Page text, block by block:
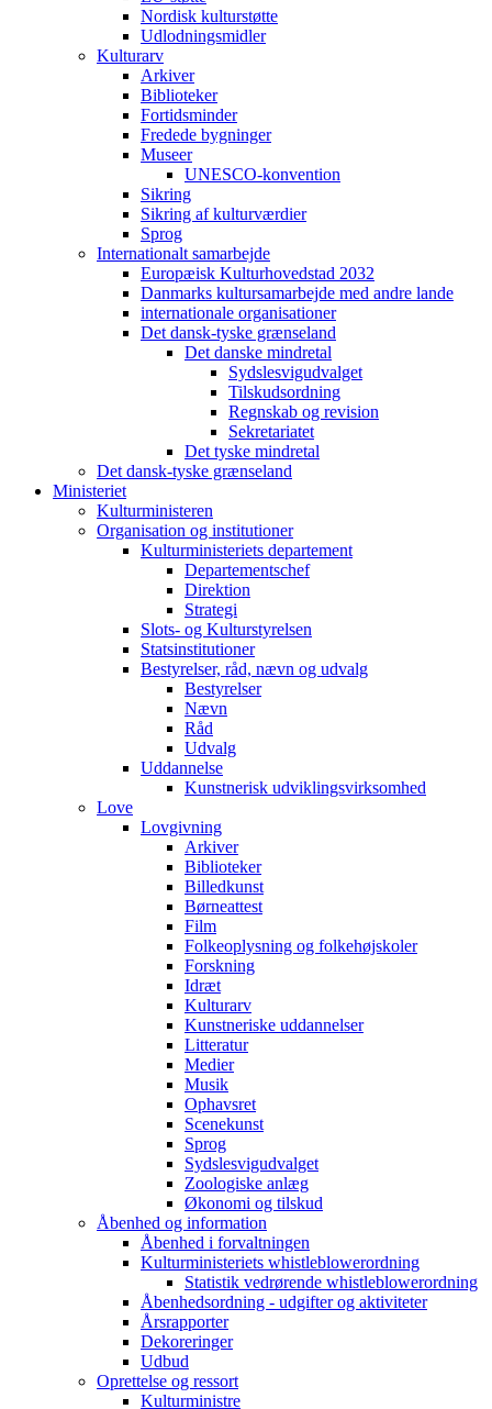
Nordisk kulturstøtte
Udlodningsmidler
Kulturarv
Arkiver
Biblioteker
Fortidsminder
Fredede bygninger
Museer
UNESCO-konvention
Sikring
Sikring af kulturværdier
Sprog
Internationalt samarbejde
Europæisk Kulturhovedstad 2032
Danmarks kultursamarbejde med andre lande
internationale organisationer
Det dansk-tyske grænseland
Det danske mindretal
Sydslesvigudvalget
Tilskudsordning
Regnskab og revision
Sekretariatet
Det tyske mindretal
Det dansk-tyske grænseland
Ministeriet
Kulturministeren
Organisation og institutioner
Kulturministeriets departement
Departementschef
Direktion
Strategi
Slots- og Kulturstyrelsen
Statsinstitutioner
Bestyrelser, råd, nævn og udvalg
Bestyrelser
Nævn
Råd
Udvalg
Uddannelse
Kunstnerisk udviklingsvirksomhed
Love
Lovgivning
Arkiver
Biblioteker
Billedkunst
Børneattest
Film
Folkeoplysning og folkehøjskoler
Forskning
Idræt
Kulturarv
Kunstneriske uddannelser
Litteratur
Medier
Musik
Ophavsret
Scenekunst
Sprog
Sydslesvigudvalget
Zoologiske anlæg
Økonomi og tilskud
Åbenhed og information
Åbenhed i forvaltningen
Kulturministeriets whistleblowerordning
Statistik vedrørende whistleblowerordning
Åbenhedsordning - udgifter og aktiviteter
Årsrapporter
Dekoreringer
Udbud
Oprettelse og ressort
Kulturministre